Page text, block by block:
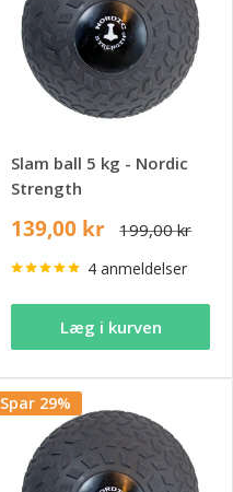
Slam ball 5 kg - Nordic
Strength
139,00 kr 199,00 kr
4 anmeldelser
Læg i kurven
Spar 29%